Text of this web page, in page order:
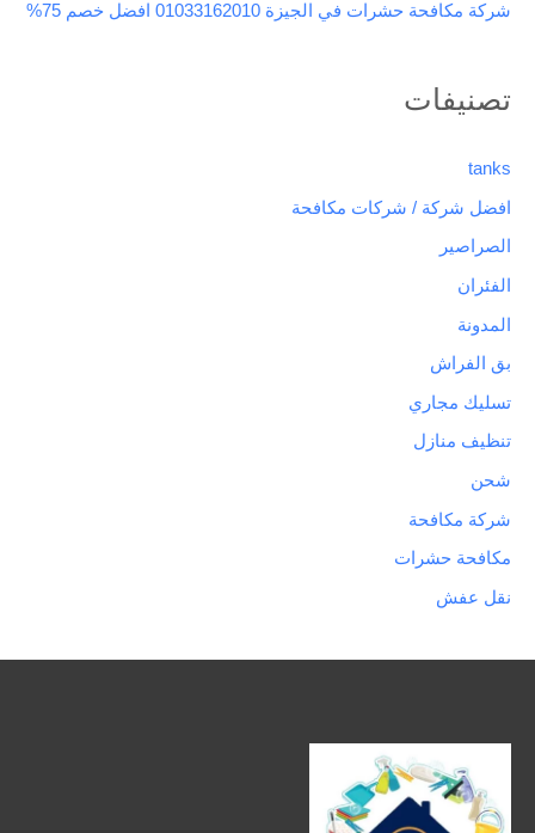
شركة مكافحة حشرات في الجيزة 01033162010 افضل خصم 75%
تصنيفات
tanks
افضل شركة / شركات مكافحة
الصراصير
الفئران
المدونة
بق الفراش
تسليك مجاري
تنظيف منازل
شحن
شركة مكافحة
مكافحة حشرات
نقل عفش